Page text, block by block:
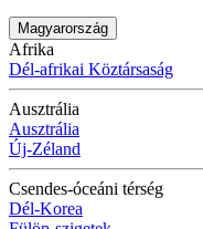
Magyarország
Afrika
Dél-afrikai Köztársaság
Ausztrália
Ausztrália
Új-Zéland
Csendes-óceáni térség
Dél-Korea